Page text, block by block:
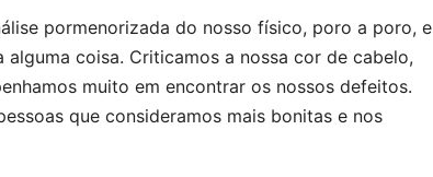
pormenorizada do nosso físico, poro a poro, e
coisa. Criticamos a nossa cor de cabelo,
muito em encontrar os nossos defeitos.
que consideramos mais bonitas e nos